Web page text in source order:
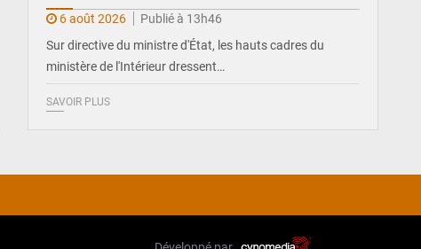
6 août 2026
Publié à 13h46
Sur directive du ministre d'État, les hauts cadres du
ministère de l'Intérieur dressent…
SAVOIR PLUS